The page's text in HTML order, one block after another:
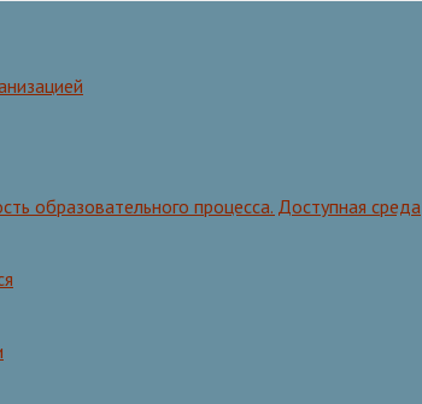
образовательного процесса. Доступная среда